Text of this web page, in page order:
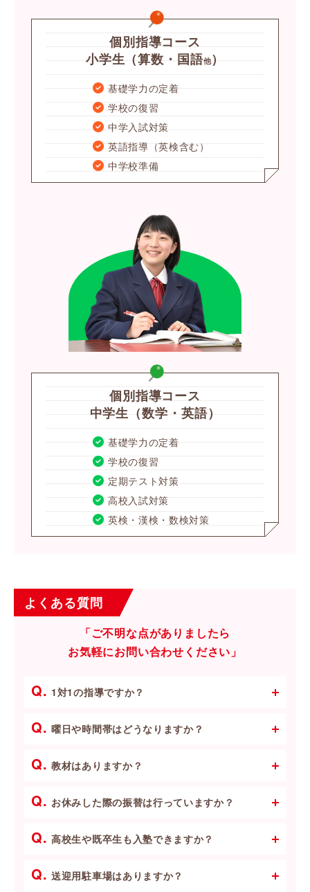
個別指導コース
小学生（算数・国語他）
基礎学力の定着
学校の復習
中学入試対策
英語指導（英検含む）
中学校準備
個別指導コース
中学生（数学・英語）
基礎学力の定着
学校の復習
定期テスト対策
高校入試対策
英検・漢検・数検対策
よくある質問
「ご不明な点がありましたら
お気軽にお問い合わせください」
Q. 1対1の指導ですか？
Q. 曜日や時間帯はどうなりますか？
Q. 教材はありますか？
Q. お休みした際の振替は行っていますか？
Q. 高校生や既卒生も入塾できますか？
Q. 送迎用駐車場はありますか？